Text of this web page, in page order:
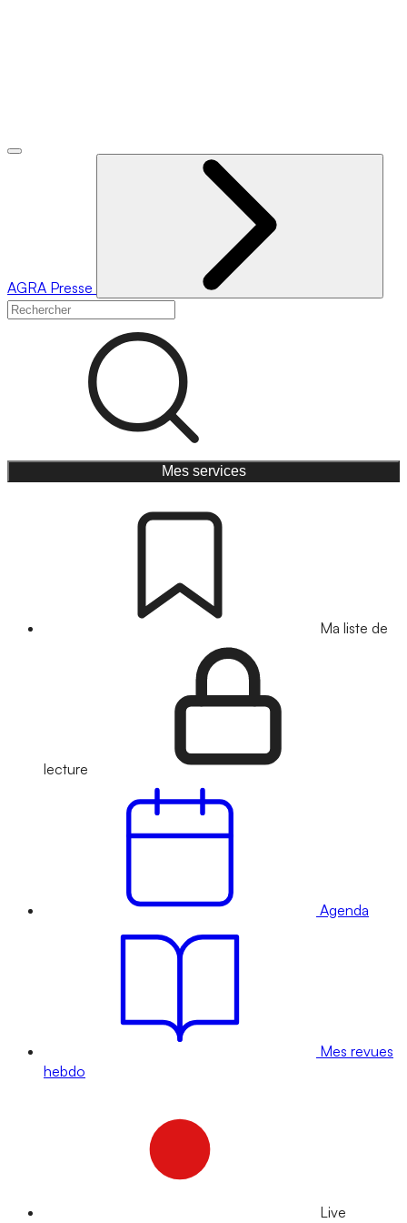
AGRA Presse
Mes services
Ma liste de
lecture
Agenda
Mes revues
hebdo
Live